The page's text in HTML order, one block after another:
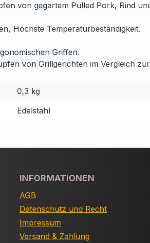
von gegartem Pulled Pork, Rind
Höchste Temperaturbeständigkeit.
Griffen.
von Grillgerichten im Vergleich
0,3 kg
Edelstahl
INFORMATIONEN
AGB
Datenschutz und Recht
Impressum
Versand & Zahlung